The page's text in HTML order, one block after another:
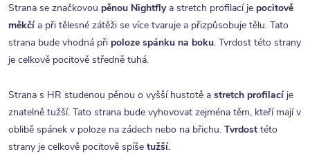
Strana se značkovou pěnou Nightflya stretch profilací je pocitově
měkčí a při tělesné zátěži se více tvaruje a přizpůsobuje tělu. Tato
strana bude vhodná při poloze spánku na boku. Tvrdost této strany
je celkově pocitově středně tuhá.
Strana s HR studenou pěnou o vyšší hustotě a stretch profilací je
znatelně tužší. Tato strana bude vyhovovat zejména těm, kteří mají v
oblibě spánek v poloze na zádech nebo na břichu. Tvrdost této
strany je celkově pocitově spíše tužší.